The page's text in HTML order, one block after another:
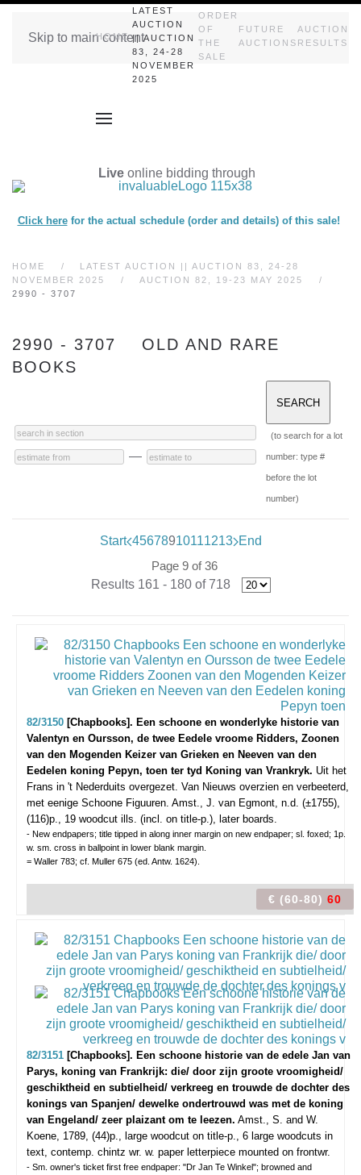
Skip to main content
HOME
LATEST
AUCTION
|| AUCTION
83, 24-28
NOVEMBER
2025
ORDER
OF
THE
SALE
FUTURE
AUCTIONS
AUCTION
RESULTS
Live online bidding through
Click herefor the actual schedule (order and details) of this sale!
HOME
LATEST AUCTION || AUCTION 83, 24-28
NOVEMBER 2025
AUCTION 82, 19-23 MAY 2025
2990 - 3707
2990 - 3707 OLD AND RARE
BOOKS
—
(to search for a lot
number: type #
before the lot
number)
Start 45678910111213 End
Page 9 of 36
Results 161 - 180 of 718
82/3150 [Chapbooks]. Een schoone en wonderlyke historie van
Valentyn en Oursson, de twee Eedele vroome Ridders, Zoonen
van den Mogenden Keizer van Grieken en Neeven van den
Eedelen koning Pepyn, toen ter tyd Koning van Vrankryk. Uit het
Frans in 't Nederduits overgezet. Van Nieuws overzien en verbeeterd,
met eenige Schoone Figuuren. Amst., J. van Egmont, n.d. (±1755),
(116)p., 19 woodcut ills. (incl. on title-p.), later boards.
- New endpapers; title tipped in along inner margin on new endpaper; sl. foxed; 1p.
w. sm. cross in ballpoint in lower blank margin.
= Waller 783; cf. Muller 675 (ed. Antw. 1624).
€ (60-80) 60
82/3151 [Chapbooks]. Een schoone historie van de edele Jan van
Parys, koning van Frankrijk: die/ door zijn groote vroomigheid/
geschiktheid en subtielheid/ verkreeg en trouwde de dochter des
konings van Spanjen/ dewelke ondertrouwd was met de koning
van Engeland/ zeer plaizant om te leezen. Amst., S. and W.
Koene, 1789, (44)p., large woodcut on title-p., 6 large woodcuts in
text, contemp. chintz wr. w. paper letterpiece mounted on frontwr.
- Sm. owner's ticket first free endpaper: "Dr Jan Te Winkel"; browned and